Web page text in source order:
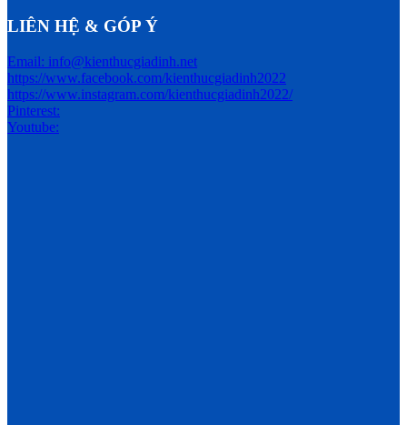
LIÊN HỆ & GÓP Ý
Email: info@kienthucgiadinh.net
https://www.facebook.com/kienthucgiadinh2022
https://www.instagram.com/kienthucgiadinh2022/
Pinterest:
Youtube: